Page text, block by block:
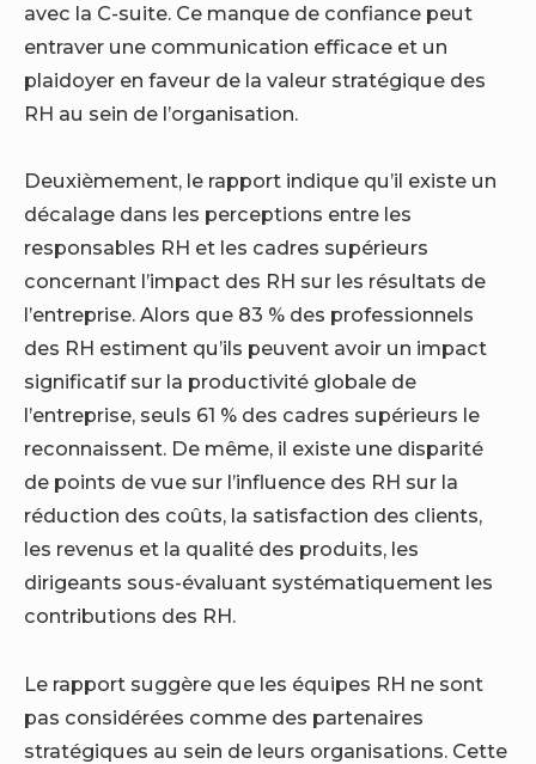
avec la C-suite. Ce manque de confiance peut
entraver une communication efficace et un
plaidoyer en faveur de la valeur stratégique des
RH au sein de l’organisation.
Deuxièmement, le rapport indique qu’il existe un
décalage dans les perceptions entre les
responsables RH et les cadres supérieurs
concernant l’impact des RH sur les résultats de
l’entreprise. Alors que 83 % des professionnels
des RH estiment qu’ils peuvent avoir un impact
significatif sur la productivité globale de
l’entreprise, seuls 61 % des cadres supérieurs le
reconnaissent. De même, il existe une disparité
de points de vue sur l’influence des RH sur la
réduction des coûts, la satisfaction des clients,
les revenus et la qualité des produits, les
dirigeants sous-évaluant systématiquement les
contributions des RH.
Le rapport suggère que les équipes RH ne sont
pas considérées comme des partenaires
stratégiques au sein de leurs organisations. Cette